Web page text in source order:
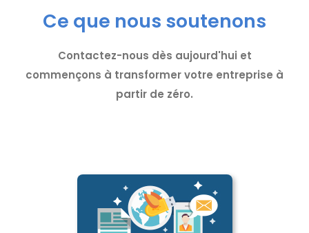
Ce que nous soutenons
Contactez-nous dès aujourd'hui et
commençons à transformer votre entreprise à
partir de zéro.